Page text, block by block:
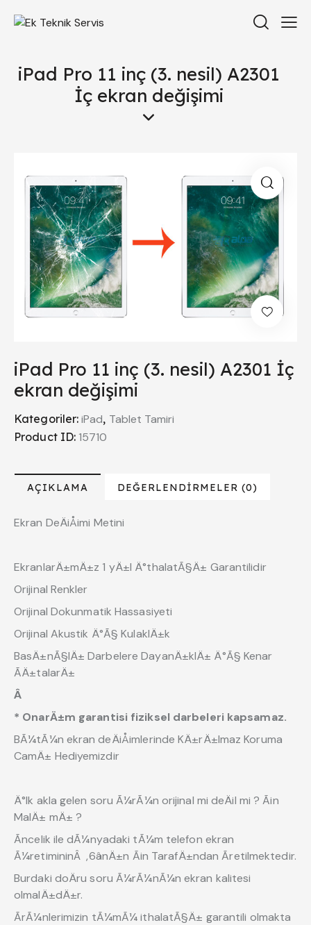
iPad Pro 11 inç (3. nesil) A2301
İç ekran değişimi
iPad Pro 11 inç (3. nesil) A2301 İç
ekran değişimi
Kategoriler:iPad, Tablet Tamiri
Product ID: 15710
AÇIKLAMA DEĞERLENDIRMELER (0)
Ekran DeÄiÅimi Metini
EkranlarÄ±mÄ±z 1 yÄ±l Ä°thalatÃ§Ä± Garantilidir
Orijinal Renkler
Orijinal Dokunmatik Hassasiyeti
Orijinal Akustik Ä°Ã§ KulaklÄ±k
BasÄ±nÃ§lÄ± Darbelere DayanÄ±klÄ± Ä°Ã§ Kenar
ÃÄ±talarÄ±
Â
* OnarÄ±m garantisi fiziksel darbeleri kapsamaz.
BÃ¼tÃ¼n ekran deÄiÅimlerinde KÄ±rÄ±lmaz Koruma
CamÄ± Hediyemizdir
Ä°lk akla gelen soru Ã¼rÃ¼n orijinal mi deÄil mi ? Ãin
MalÄ± mÄ± ?
Ãncelik ile dÃ¼nyadaki tÃ¼m telefon ekran
Ã¼retimininÂ ,6ânÄ±n Ãin TarafÄ±ndan Ãretilmektedir.
Burdaki doÄru soru Ã¼rÃ¼nÃ¼n ekran kalitesi
olmalÄ±dÄ±r.
ÃrÃ¼nlerimizin tÃ¼mÃ¼ ithalatÃ§Ä± garantili olmakta